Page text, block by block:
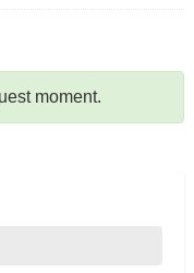
moment.